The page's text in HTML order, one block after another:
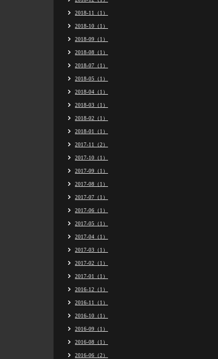
2018-11（1）
2018-10（1）
2018-09（1）
2018-08（1）
2018-07（1）
2018-05（1）
2018-04（1）
2018-03（1）
2018-02（1）
2018-01（1）
2017-11（2）
2017-10（1）
2017-09（1）
2017-08（1）
2017-07（1）
2017-06（1）
2017-05（1）
2017-04（1）
2017-03（1）
2017-02（1）
2017-01（1）
2016-12（1）
2016-11（1）
2016-10（1）
2016-09（1）
2016-08（1）
2016-06（2）